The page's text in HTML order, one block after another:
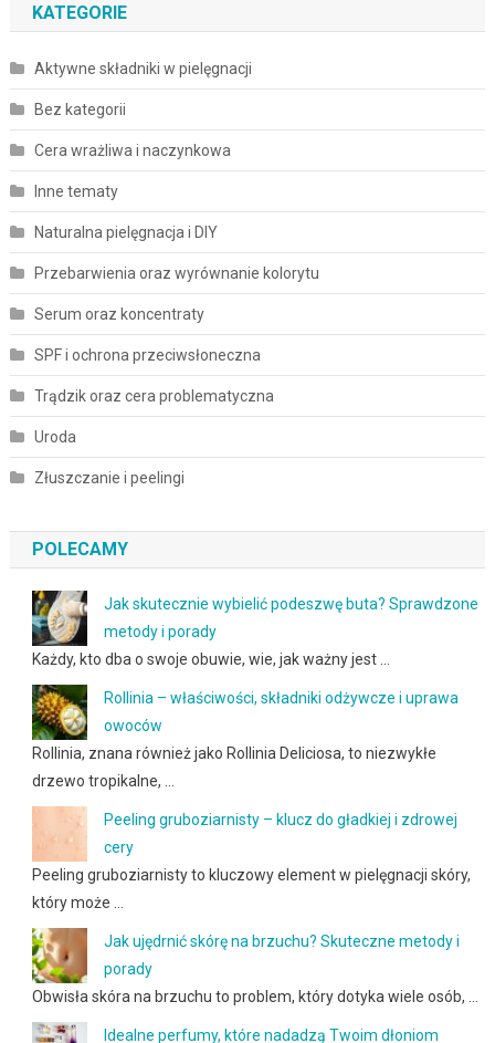
KATEGORIE
Aktywne składniki w pielęgnacji
Bez kategorii
Cera wrażliwa i naczynkowa
Inne tematy
Naturalna pielęgnacja i DIY
Przebarwienia oraz wyrównanie kolorytu
Serum oraz koncentraty
SPF i ochrona przeciwsłoneczna
Trądzik oraz cera problematyczna
Uroda
Złuszczanie i peelingi
POLECAMY
Jak skutecznie wybielić podeszwę buta? Sprawdzone
metody i porady
Każdy, kto dba o swoje obuwie, wie, jak ważny jest …
Rollinia – właściwości, składniki odżywcze i uprawa
owoców
Rollinia, znana również jako Rollinia Deliciosa, to niezwykłe
drzewo tropikalne, …
Peeling gruboziarnisty – klucz do gładkiej i zdrowej
cery
Peeling gruboziarnisty to kluczowy element w pielęgnacji skóry,
który może …
Jak ujędrnić skórę na brzuchu? Skuteczne metody i
porady
Obwisła skóra na brzuchu to problem, który dotyka wiele osób, …
Idealne perfumy, które nadadzą Twoim dłoniom